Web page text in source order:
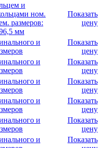
и
ном.
размеров:
мм
Показать
цену
и
Показать
цену
и
Показать
цену
и
Показать
цену
и
Показать
цену
и
Показать
цену
и
Показать